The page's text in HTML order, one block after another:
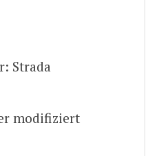
Strada
modifiziert